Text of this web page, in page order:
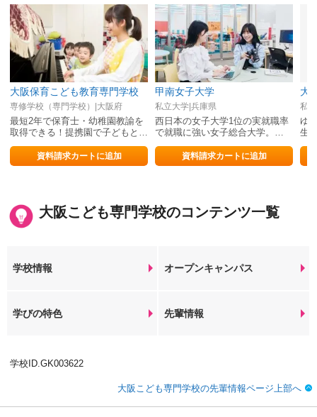
大阪保育こども教育専門学校
専修学校（専門学校）|大阪府
最短2年で保育士・幼稚園教諭を
取得できる！提携園で子どもとふ
れ合って楽しく学ぼう
資料請求カートに追加
甲南女子大学
私立大学|兵庫県
西日本の女子大学1位の実就職率
で就職に強い女子総合大学。
2027年4月文学部・国際学部アッ
プデート！資料請求カートに追加
大
私
ゆ
生
胸
大阪こども専門学校のコンテンツ一覧
学校情報 オープンキャンパス
学びの特色 先輩情報
学校ID.GK003622
大阪こども専門学校の先輩情報ページ上部へ